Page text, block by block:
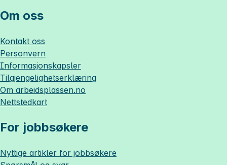
Om oss
Kontakt oss
Personvern
Informasjonskapsler
Tilgjengelighetserklæring
Om arbeidsplassen.no
Nettstedkart
For jobbsøkere
Nyttige artikler for jobbsøkere